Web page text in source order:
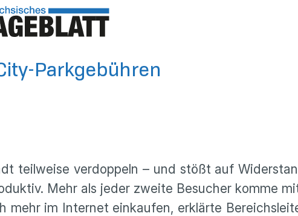
Parkgebühren
teilweise verdoppeln – und stößt auf
Mehr als jeder zweite Besucher komme
im Internet einkaufen, erklärte